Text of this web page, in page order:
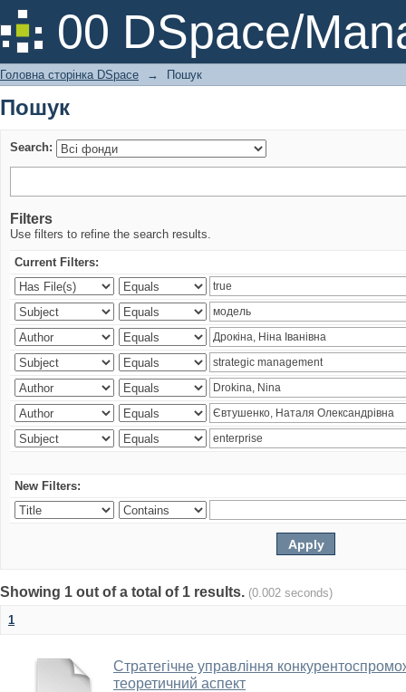
00 DSpace/
Пошук
Головна сторінка DSpace → Пошук
Пошук
Search:
Filters
Use filters to refine the search results.
Current Filters:
New Filters:
Showing 1 out of a total of 1 results. (0.002 seconds)
1
Стратегічне управління
теоретичний аспект